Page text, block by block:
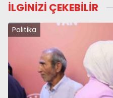
İLGİNİZİ ÇEKEBİLİR
Politika